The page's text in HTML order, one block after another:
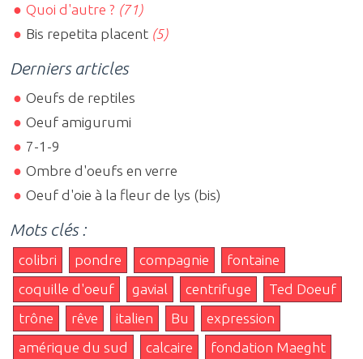
Quoi d'autre ? (71)
Bis repetita placent (5)
Derniers articles
Oeufs de reptiles
Oeuf amigurumi
7-1-9
Ombre d'oeufs en verre
Oeuf d'oie à la fleur de lys (bis)
Mots clés :
colibri pondre compagnie
fontaine
coquille d'oeuf
gavial centrifuge
Ted Doeuf
trône
rêve italien Bu
expression
amérique du sud
calcaire
fondation Maeght